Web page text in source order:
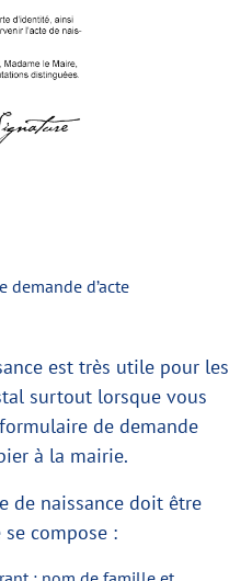
d’acte
est très utile pour les
surtout lorsque vous
de demande
à la mairie.
de naissance doit être
compose :